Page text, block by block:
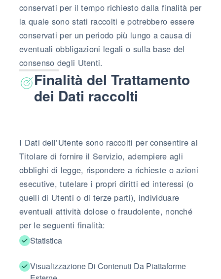
conservati per il tempo richiesto dalla finalità per
la quale sono stati raccolti e potrebbero essere
conservati per un periodo più lungo a causa di
eventuali obbligazioni legali o sulla base del
consenso degli Utenti.
Finalità del Trattamento
dei Dati raccolti
I Dati dell’Utente sono raccolti per consentire al
Titolare di fornire il Servizio, adempiere agli
obblighi di legge, rispondere a richieste o azioni
esecutive, tutelare i propri diritti ed interessi (o
quelli di Utenti o di terze parti), individuare
eventuali attività dolose o fraudolente, nonché
per le seguenti finalità:
Statistica
Visualizzazione Di Contenuti Da Piattaforme